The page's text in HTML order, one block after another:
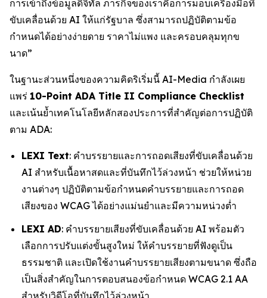
การเข้าถึงข้อมูลดิจิทัล ภารกิจของเราคือการมอบเครื่องมือที่
ขับเคลื่อนด้วย AI ให้แก่รัฐบาล ซึ่งสามารถปฏิบัติตามข้อ
กำหนดได้อย่างง่ายดาย ราคาไม่แพง และครอบคลุมทุกข
นาด”
ในฐานะส่วนหนึ่งของความคิดริเริ่มนี้ AI-Media กำลังเผย
แพร่ 10-Point ADA Title II Compliance Checklist
และเน้นย้ำเทคโนโลยีหลักสองประการที่สำคัญต่อการปฏิบัติ
ตาม ADA:
LEXI Text: คำบรรยายและการถอดเสียงที่ขับเคลื่อนด้วย
AI สำหรับเนื้อหาสดและที่บันทึกไว้ล่วงหน้า ช่วยให้หน่วย
งานต่างๆ ปฏิบัติตามข้อกำหนดคำบรรยายและการถอด
เสียงของ WCAG ได้อย่างแม่นยำและมีความหน่วงต่ำ
LEXI AD: คำบรรยายเสียงที่ขับเคลื่อนด้วย AI พร้อมตัว
เลือกการปรับแต่งขั้นสูงใหม่ ให้คำบรรยายที่ฟังดูเป็น
ธรรมชาติ และเปิดใช้งานคำบรรยายเสียงตามขนาด ซึ่งถือ
เป็นสิ่งสำคัญในการตอบสนองข้อกำหนด WCAG 2.1 AA
สำหรับวิดีโอที่บันทึกไว้ล่วงหน้า